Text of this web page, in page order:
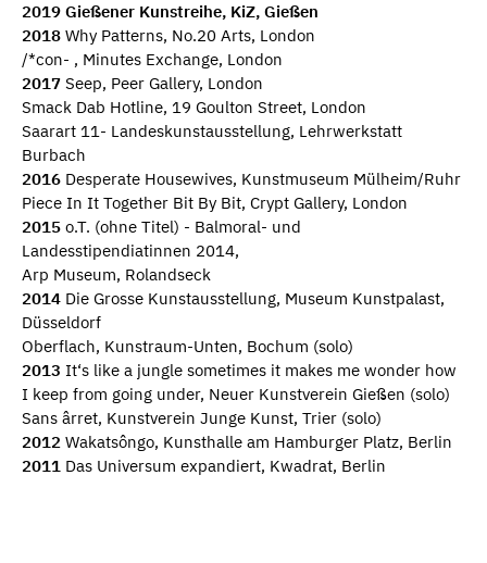
2019 Gießener Kunstreihe, KiZ, Gießen
2018 Why Patterns, No.20 Arts, London
/*con- , Minutes Exchange, London
2017 Seep, Peer Gallery, London
Smack Dab Hotline, 19 Goulton Street, London
Saarart 11- Landeskunstausstellung, Lehrwerkstatt
Burbach
2016 Desperate Housewives, Kunstmuseum Mülheim/Ruhr
Piece In It Together Bit By Bit, Crypt Gallery, London
2015 o.T. (ohne Titel) - Balmoral- und
Landesstipendiatinnen 2014,
Arp Museum, Rolandseck
2014 Die Grosse Kunstausstellung, Museum Kunstpalast,
Düsseldorf
Oberflach, Kunstraum-Unten, Bochum (solo)
2013 It‘s like a jungle sometimes it makes me wonder how
I keep from going under, Neuer Kunstverein Gießen (solo)
Sans ârret, Kunstverein Junge Kunst, Trier (solo)
2012 Wakatsôngo, Kunsthalle am Hamburger Platz, Berlin
2011 Das Universum expandiert, Kwadrat, Berlin